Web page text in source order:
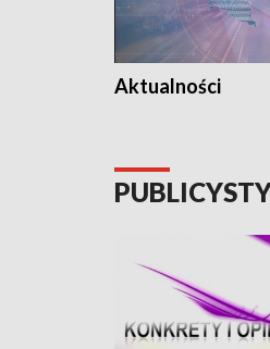
Aktualności